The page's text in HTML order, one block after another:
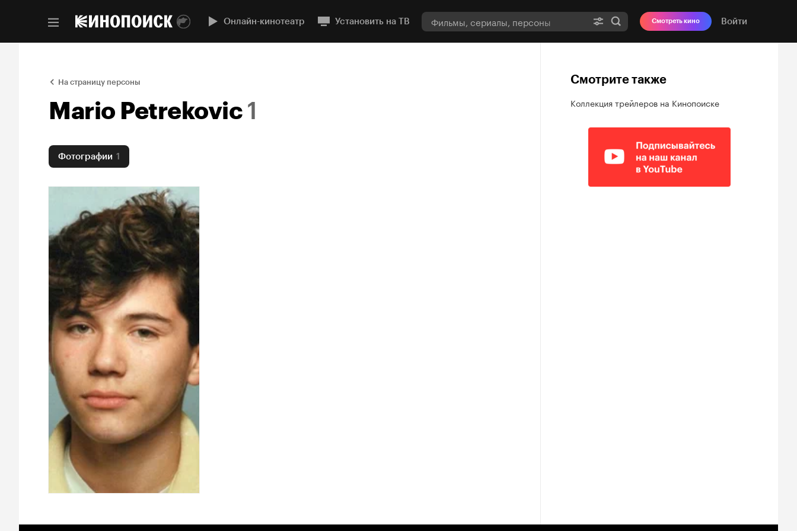
Онлайн-кинотеатр Установить на ТВ Смотреть кино Войти
На страницу персоны
Mario Petrekovic1
Фотографии 1
Смотрите также
Коллекция трейлеров на Кинопоиске